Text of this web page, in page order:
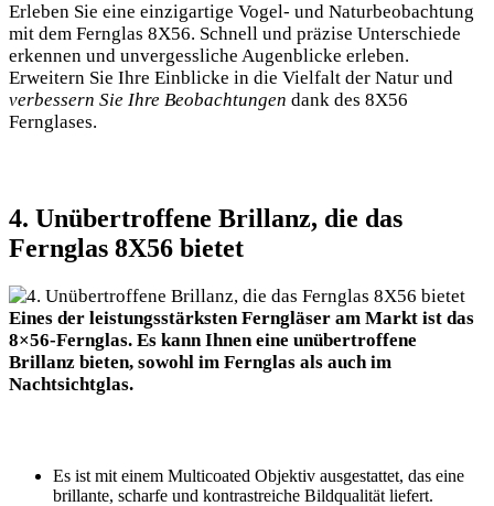
Erleben Sie eine einzigartige Vogel- und Naturbeobachtung
mit dem Fernglas 8X56. Schnell und präzise Unterschiede
erkennen und unvergessliche Augenblicke erleben.
Erweitern Sie Ihre Einblicke in die Vielfalt der Natur und
verbessern Sie Ihre Beobachtungen dank des 8X56
Fernglases.
4. Unübertroffene Brillanz, die das
Fernglas 8X56 bietet
Eines der leistungsstärksten Ferngläser am Markt ist das
8×56-Fernglas. Es kann Ihnen eine unübertroffene
Brillanz bieten, sowohl im Fernglas als auch im
Nachtsichtglas.
Es ist mit einem Multicoated Objektiv ausgestattet, das eine
brillante, scharfe und kontrastreiche Bildqualität liefert.